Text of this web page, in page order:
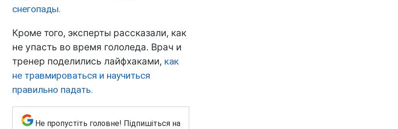
снегопады.
Кроме того, эксперты рассказали, как
не упасть во время гололеда. Врач и
тренер поделились лайфхаками, как
не травмироваться и научиться
правильно падать.
Не пропустіть головне! Підпишіться на